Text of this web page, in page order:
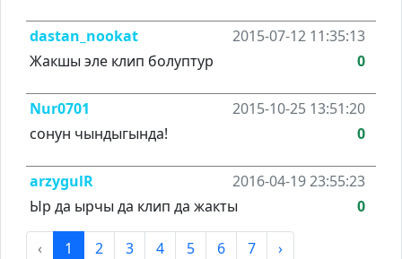
dastan_nookat
2015-07-12 11:35:13
Жакшы эле клип болуптур
0
Nur0701
2015-10-25 13:51:20
сонун чындыгында!
0
arzygulR
2016-04-19 23:55:23
Ыр да ырчы да клип да жакты
0
‹ 1 2 3 4 5 6 7 ›